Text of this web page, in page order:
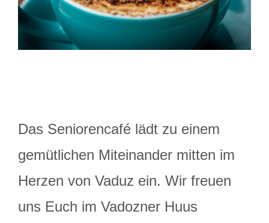
Das Seniorencafé lädt zu einem
gemütlichen Miteinander mitten im
Herzen von Vaduz ein. Wir freuen
uns Euch im Vadozner Huus